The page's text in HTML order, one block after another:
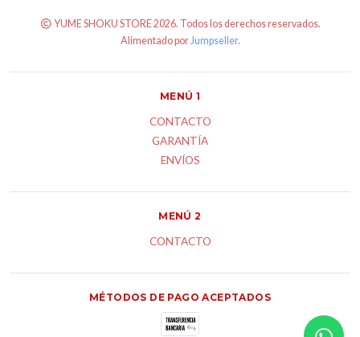
YUME SHOKU STORE 2026. Todos los derechos reservados.
Alimentado porJumpseller.
MENÚ 1
CONTACTO
GARANTÍA
ENVÍOS
MENÚ 2
CONTACTO
MÉTODOS DE PAGO ACEPTADOS